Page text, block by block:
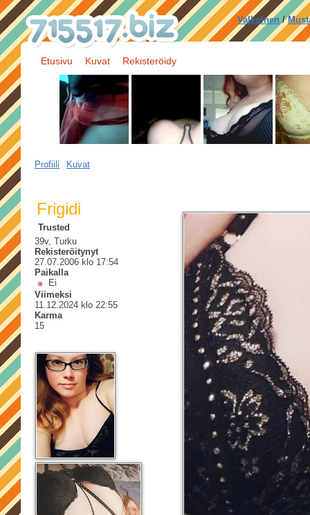
Valkoinen /
Etusivu Kuvat Rekisteröidy
Profiili Kuvat
Frigidi
Trusted
39v, Turku
Rekisteröitynyt
27.07.2006 klo 17:54
Paikalla
Ei
Viimeksi
11.12.2024 klo 22:55
Karma
15